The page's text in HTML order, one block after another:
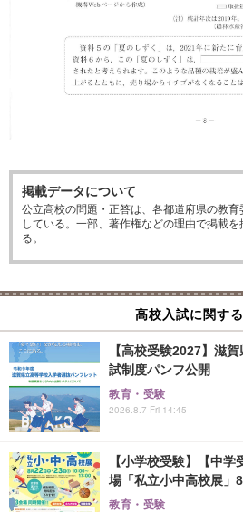
掲載データについて
公立高校の問題・正答は、各都道府県の教
している。一部、著作権などの理由で掲載
る。
高校入試に関す
【高校受験2027】滋
試制度パンフ公開
教育・受験
2026.8.7 Fri 14:45
【小学校受験】【中
場「私立小中高校展」
教育・受験